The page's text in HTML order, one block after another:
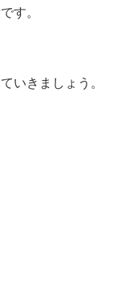
す。
いきましょう。